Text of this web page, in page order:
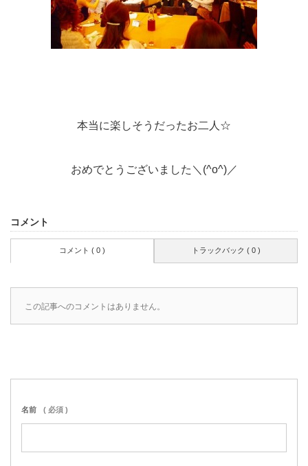
本当に楽しそうだったお二人☆
おめでとうございました＼(^o^)／
コメント
コメント ( 0 ) トラックバック ( 0 )
この記事へのコメントはありません。
名前 ( 必須 )